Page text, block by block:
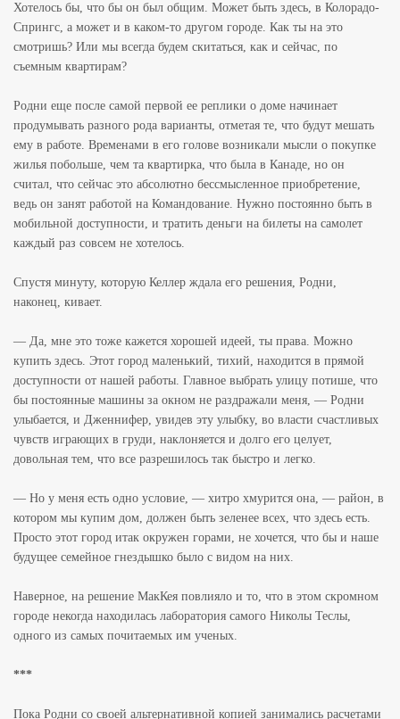
Хотелось бы, что бы он был общим. Может быть здесь, в Колорадо-
Спрингс, а может и в каком-то другом городе. Как ты на это
смотришь? Или мы всегда будем скитаться, как и сейчас, по
съемным квартирам?
Родни еще после самой первой ее реплики о доме начинает
продумывать разного рода варианты, отметая те, что будут мешать
ему в работе. Временами в его голове возникали мысли о покупке
жилья побольше, чем та квартирка, что была в Канаде, но он
считал, что сейчас это абсолютно бессмысленное приобретение,
ведь он занят работой на Командование. Нужно постоянно быть в
мобильной доступности, и тратить деньги на билеты на самолет
каждый раз совсем не хотелось.
Спустя минуту, которую Келлер ждала его решения, Родни,
наконец, кивает.
— Да, мне это тоже кажется хорошей идеей, ты права. Можно
купить здесь. Этот город маленький, тихий, находится в прямой
доступности от нашей работы. Главное выбрать улицу потише, что
бы постоянные машины за окном не раздражали меня, — Родни
улыбается, и Дженнифер, увидев эту улыбку, во власти счастливых
чувств играющих в груди, наклоняется и долго его целует,
довольная тем, что все разрешилось так быстро и легко.
— Но у меня есть одно условие, — хитро хмурится она, — район, в
котором мы купим дом, должен быть зеленее всех, что здесь есть.
Просто этот город итак окружен горами, не хочется, что бы и наше
будущее семейное гнездышко было с видом на них.
Наверное, на решение МакКея повлияло и то, что в этом скромном
городе некогда находилась лаборатория самого Николы Теслы,
одного из самых почитаемых им ученых.
***
Пока Родни со своей альтернативной копией занимались расчетами